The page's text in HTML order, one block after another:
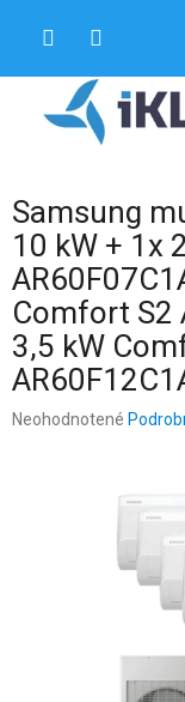
Samsung
10 kW + 1x
Comfort S2
3,5 kW
Priemerné
Neohodnotené